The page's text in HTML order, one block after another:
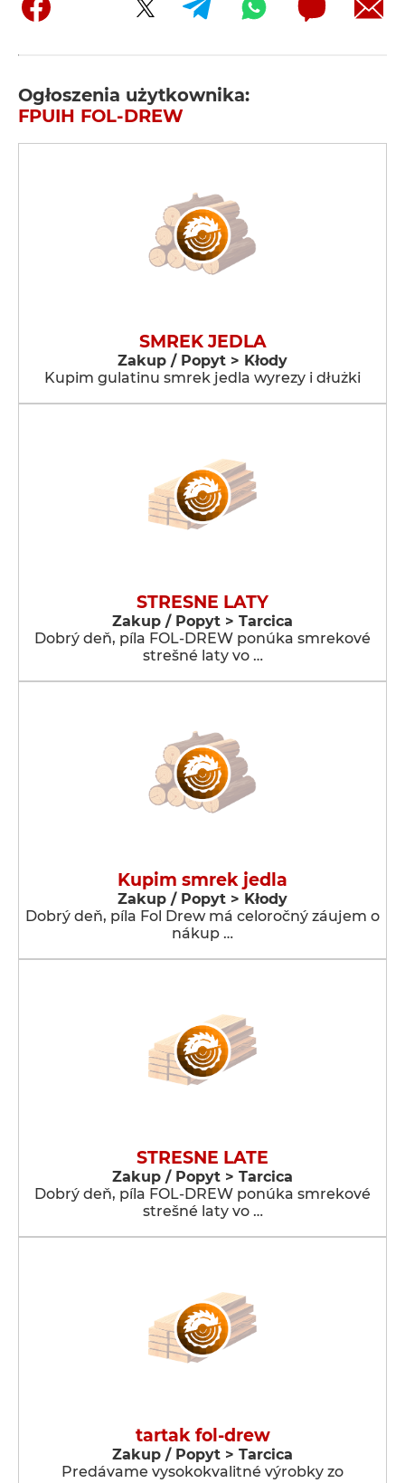
Ogłoszenia użytkownika:
FPUIH FOL-DREW
SMREK JEDLA
Zakup / Popyt > Kłody
Kupim gulatinu smrek jedla wyrezy i dłużki
STRESNE LATY
Zakup / Popyt > Tarcica
Dobrý deň, píla FOL-DREW ponúka smrekové
strešné laty vo …
Kupim smrek jedla
Zakup / Popyt > Kłody
Dobrý deň, píla Fol Drew má celoročný záujem o
nákup …
STRESNE LATE
Zakup / Popyt > Tarcica
Dobrý deň, píla FOL-DREW ponúka smrekové
strešné laty vo …
tartak fol-drew
Zakup / Popyt > Tarcica
Predávame vysokokvalitné výrobky zo